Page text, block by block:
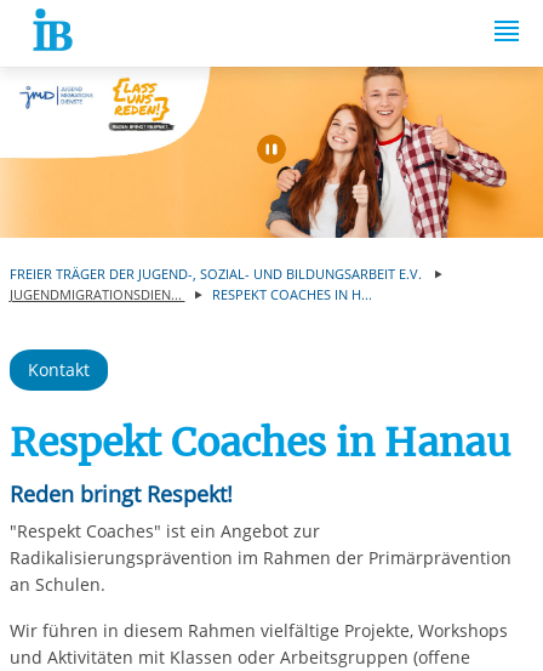
Springe zum Inhalt
Automatische
FREIER TRÄGER DER JUGEND-, SOZIAL- UND BILDUNGSARBEIT E.V.
JUGENDMIGRATIONSDIEN...
RESPEKT COACHES IN H...
Kontakt
Respekt Coaches in Hanau
Reden bringt Respekt!
"Respekt Coaches" ist ein Angebot zur
Radikalisierungsprävention im Rahmen der Primärprävention
an Schulen.
Wir führen in diesem Rahmen vielfältige Projekte, Workshops
und Aktivitäten mit Klassen oder Arbeitsgruppen (offene